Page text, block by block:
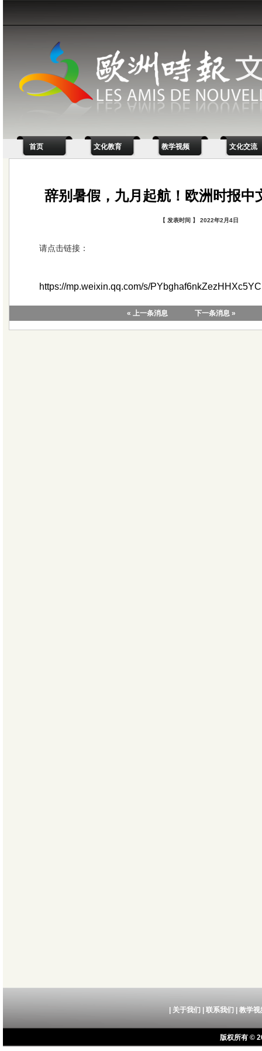
首页 文化教育 教学视频 文化交流
辞别暑假，九月起航！欧洲时报中
【 发表时间 】 2022年2月4日
请点击链接：
https://mp.weixin.qq.com/s/
« 上一条消息 下一条消息 »
关于我们 联系我们 教学视
版权所有 ©